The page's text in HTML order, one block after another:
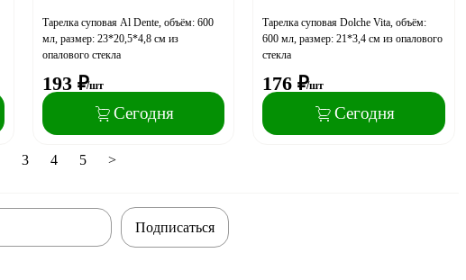
Тарелка суповая Al Dente, объём: 600
мл, размер: 23*20,5*4,8 см из
опалового стекла
193 ₽/шт
Сегодня
Тарелка суповая Dolche Vita, объём:
600 мл, размер: 21*3,4 см из опалового
стекла
176 ₽/шт
Сегодня
3 4 5 >
Подписаться